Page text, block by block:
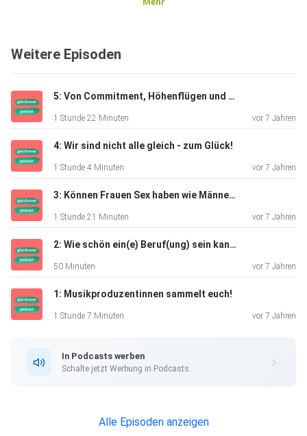
Weitere Episoden
5: Von Commitment, Höhenflügen und Lebenslügen: die Angst vor Homophobie im Profisport
1 Stunde 22 Minuten vor 7 Jahren
4: Wir sind nicht alle gleich - zum Glück!
1 Stunde 4 Minuten vor 7 Jahren
3: Können Frauen Sex haben wie Männer?
1 Stunde 21 Minuten vor 7 Jahren
2: Wie schön ein(e) Beruf(ung) sein kann - oder auch: von Männern, die "was Richtiges" machen
50 Minuten vor 7 Jahren
1: Musikproduzentinnen sammelt euch!
1 Stunde 7 Minuten vor 7 Jahren
In Podcasts werben
Schalte jetzt Werbung in Podcasts.
Alle Episoden anzeigen